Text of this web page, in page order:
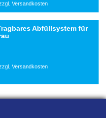
Versandkosten
Abfüllsystem für
Versandkosten